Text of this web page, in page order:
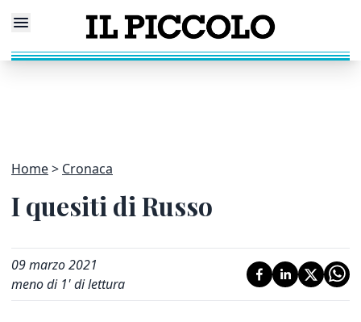
Home Cronaca
I quesiti di Russo
09 marzo 2021
meno di 1' di lettura